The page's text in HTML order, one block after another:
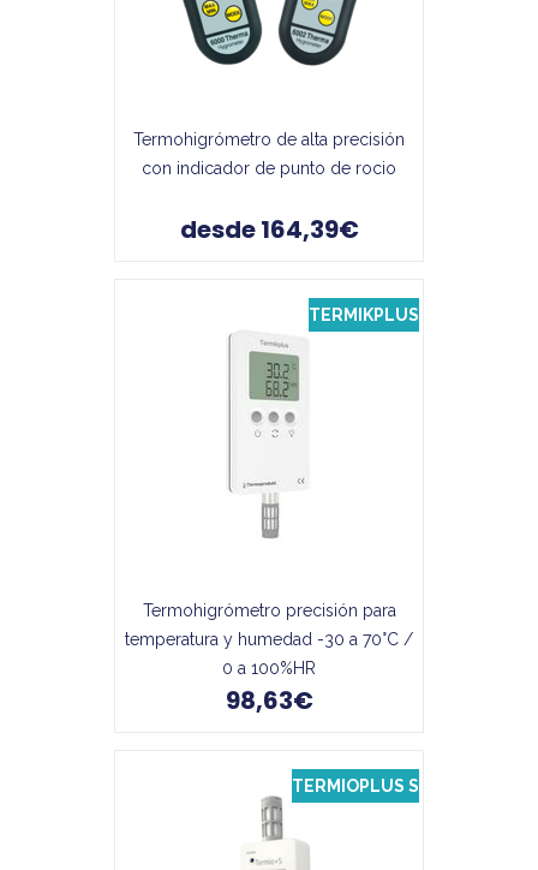
Termohigrómetro de alta precisión
con indicador de punto de rocio
desde 164,39€
Termohigrómetro precisión para
temperatura y humedad -30 a 70°C /
0 a 100%HR
98,63€
TERMIKPLUS
TERMIOPLUS S